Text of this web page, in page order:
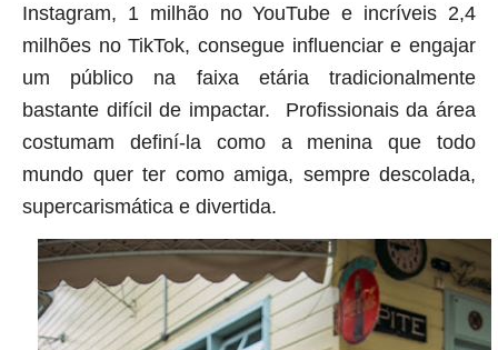
Instagram, 1 milhão no YouTube e incríveis 2,4
milhões no TikTok, consegue influenciar e engajar
um público na faixa etária tradicionalmente
bastante difícil de impactar. Profissionais da área
costumam definí-la como a menina que todo
mundo quer ter como amiga, sempre descolada,
supercarismática e divertida.